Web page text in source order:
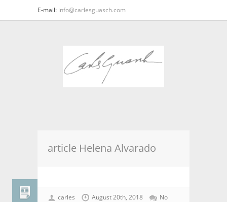
E-mail: info@carlesguasch.com
article Helena Alvarado
carles August 20th, 2018
No